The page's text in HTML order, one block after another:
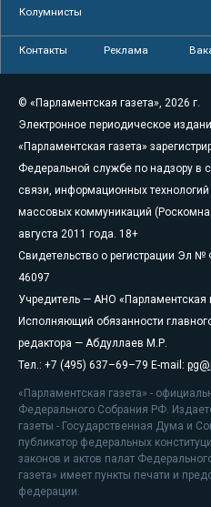
Колумнисты
Контакты Реклама
© «Парламентская газета», 2026 г.
Электронное периодическое
«Парламентская газета»
Федеральной службе по надзору в
связи, информационных технологий
массовых коммуникаций
августа 2011 года. 18+
Свидетельство о регистрации Эл №
46097
Учредитель — АНО «Парламентская
Исполняющий обязанности
редактора — Абдуллаев М.Р.
Тел.: +7 (495) 637–69–79 E-mail:
«Парламентская газета» -
Федерального Собрания РФ.
газеты - Государственная Дума и
публикатор федеральных
законов и актов палат
газета» имеет пункты печати и
федерации.